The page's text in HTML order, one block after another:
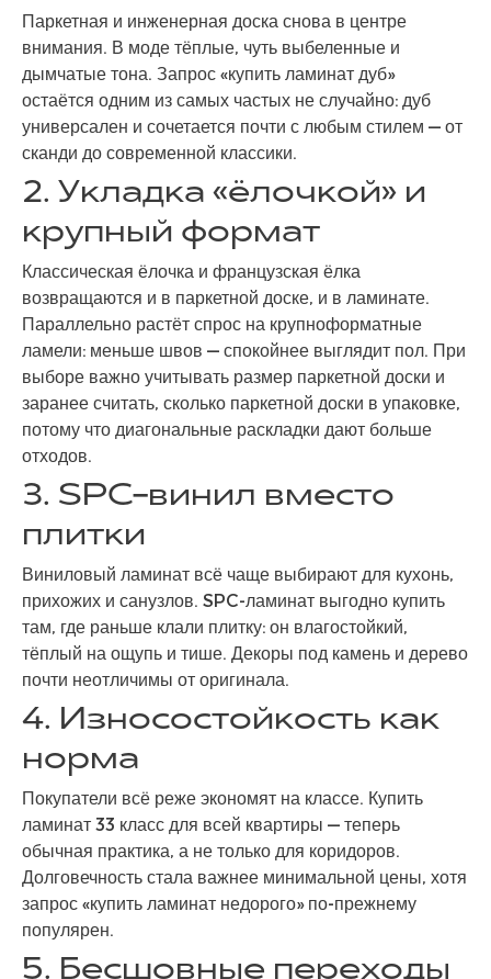
Паркетная и инженерная доска снова в центре
внимания. В моде тёплые, чуть выбеленные и
дымчатые тона. Запрос «купить ламинат дуб»
остаётся одним из самых частых не случайно: дуб
универсален и сочетается почти с любым стилем — от
сканди до современной классики.
2. Укладка «ёлочкой» и
крупный формат
Классическая ёлочка и французская ёлка
возвращаются и в паркетной доске, и в ламинате.
Параллельно растёт спрос на крупноформатные
ламели: меньше швов — спокойнее выглядит пол. При
выборе важно учитывать размер паркетной доски и
заранее считать, сколько паркетной доски в упаковке,
потому что диагональные раскладки дают больше
отходов.
3. SPC-винил вместо
плитки
Виниловый ламинат всё чаще выбирают для кухонь,
прихожих и санузлов. SPC-ламинат выгодно купить
там, где раньше клали плитку: он влагостойкий,
тёплый на ощупь и тише. Декоры под камень и дерево
почти неотличимы от оригинала.
4. Износостойкость как
норма
Покупатели всё реже экономят на классе. Купить
ламинат 33 класс для всей квартиры — теперь
обычная практика, а не только для коридоров.
Долговечность стала важнее минимальной цены, хотя
запрос «купить ламинат недорого» по-прежнему
популярен.
5. Бесшовные переходы